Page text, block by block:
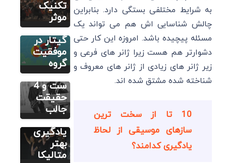
به شرایط مختلفی بستگی دارد. بنابراین
چالش شناسایی اش هم می تواند یک
مسئله پیچیده باشد. امروزه این کار حتی
دشوارتر هم هست زیرا ژانر های فرعی و
زیر ژانر های زیادی از ژانر های معروف و
شناخته شده مشتق شده اند.
10 تا از سخت ترین
سازهای موسیقی از لحاظ
یادگیری کدامند؟
تکنیک
موثر
گروه
موسیقی و
نقش
گیتار در
موفقیت
گروه
مطالب متنوع
دیگر
موسیقی
جاز شامل
چه
سازهایی
ست و 4
حقیقت
جالب
مطالب متنوع
دیگر
چطور
متالیکا
اجرا کنیم؟
7 ترفند
برای
یادگیری
بهتر
متالیکا